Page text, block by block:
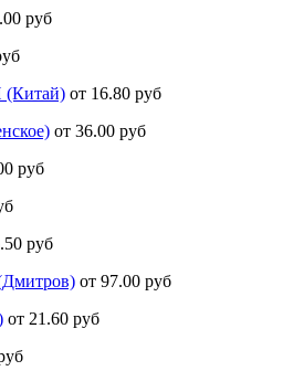
руб
от 16.80 руб
от 36.00 руб
руб
руб
от 97.00 руб
от 21.60 руб